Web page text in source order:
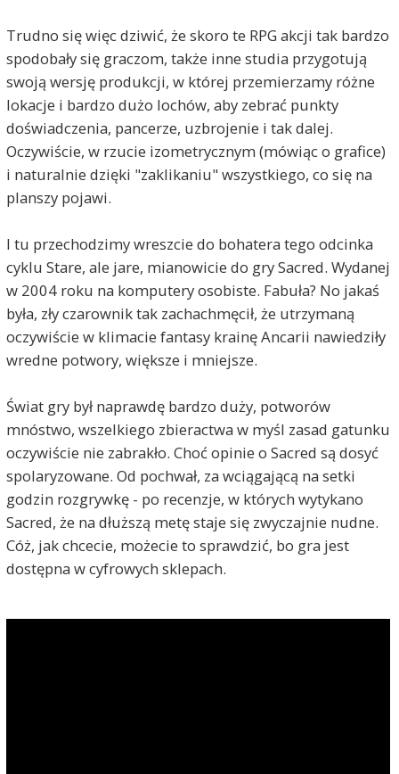
Trudno się więc dziwić, że skoro te RPG akcji tak bardzo
spodobały się graczom, także inne studia przygotują
swoją wersję produkcji, w której przemierzamy różne
lokacje i bardzo dużo lochów, aby zebrać punkty
doświadczenia, pancerze, uzbrojenie i tak dalej.
Oczywiście, w rzucie izometrycznym (mówiąc o grafice)
i naturalnie dzięki "zaklikaniu" wszystkiego, co się na
planszy pojawi.
I tu przechodzimy wreszcie do bohatera tego odcinka
cyklu Stare, ale jare, mianowicie do gry Sacred. Wydanej
w 2004 roku na komputery osobiste. Fabuła? No jakaś
była, zły czarownik tak zachachmęcił, że utrzymaną
oczywiście w klimacie fantasy krainę Ancarii nawiedziły
wredne potwory, większe i mniejsze.
Świat gry był naprawdę bardzo duży, potworów
mnóstwo, wszelkiego zbieractwa w myśl zasad gatunku
oczywiście nie zabrakło. Choć opinie o Sacred są dosyć
spolaryzowane. Od pochwał, za wciągającą na setki
godzin rozgrywkę - po recenzje, w których wytykano
Sacred, że na dłuższą metę staje się zwyczajnie nudne.
Cóż, jak chcecie, możecie to sprawdzić, bo gra jest
dostępna w cyfrowych sklepach.